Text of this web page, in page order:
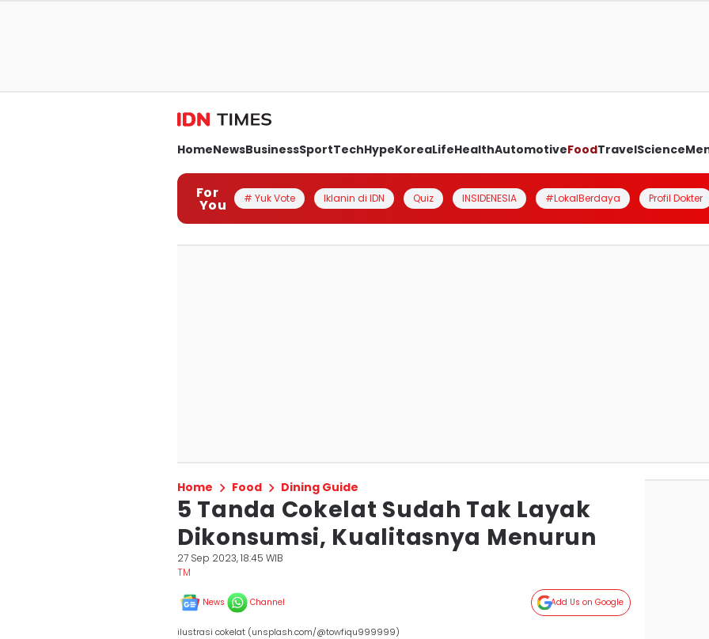
HomeNewsBusinessSportTechHypeKoreaLifeHealthAutomotiveFoodTravelScience
For
You # Yuk Vote Iklanin di IDN Quiz INSIDENESIA #LokalBerdaya Profil Dokter
Home Food Dining Guide
5 Tanda Cokelat Sudah Tak Layak
Dikonsumsi, Kualitasnya Menurun
27 Sep 2023, 18:45 WIB
TM
News Channel Add Us on Google
ilustrasi cokelat (unsplash.com/@towfiqu999999)